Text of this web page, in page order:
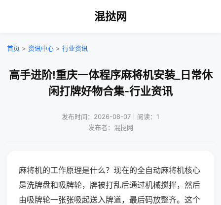
混挞网
首页 > 资讯中心 > 行业资讯
高手进阶!重庆一体程序麻将机安装_日常休
闲打牌好物合集-行业资讯
发布时间：2026-08-07｜阅读：1
发布者：混挞网
麻将机的工作原理是什么？现在的全自动麻将机核心
是洗牌盘和吸牌轮，牌被打乱后通过机械搅拌，然后
由吸牌轮一张张吸起送入牌道，最后码放整齐。这个